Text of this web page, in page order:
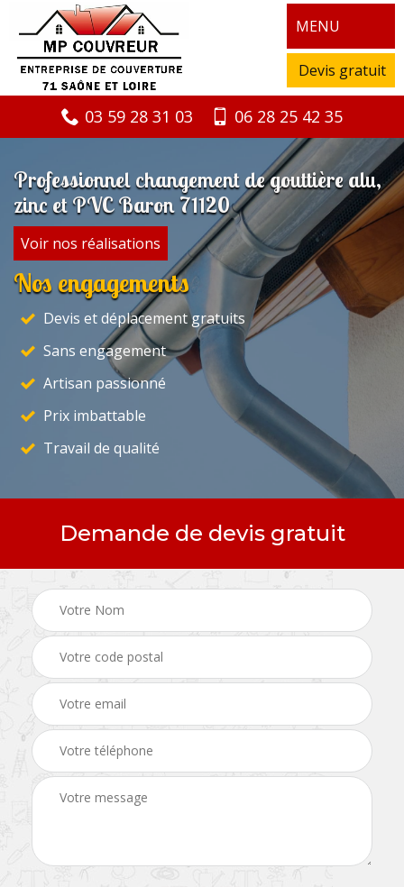
MENU
Devis gratuit
03 59 28 31 03 06 28 25 42 35
Professionnel changement de gouttière alu,
zinc et PVC Baron 71120
Voir nos réalisations
Nos engagements
Devis et déplacement gratuits
Sans engagement
Artisan passionné
Prix imbattable
Travail de qualité
Demande de devis gratuit